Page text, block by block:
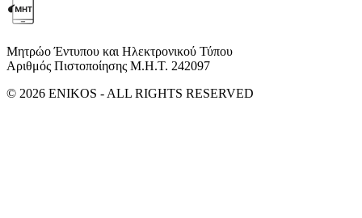
Μητρώο Έντυπου και Ηλεκτρονικού Τύπου
Αριθμός Πιστοποίησης Μ.Η.Τ. 242097
© 2026 ENIKOS - ALL RIGHTS RESERVED